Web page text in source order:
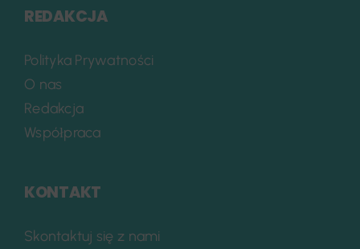
REDAKCJA
Polityka Prywatności
O nas
Redakcja
Współpraca
KONTAKT
Skontaktuj się z nami